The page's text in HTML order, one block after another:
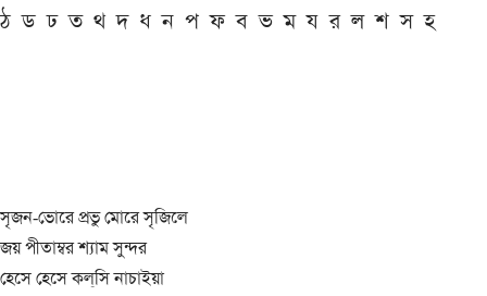
ঠ ড ঢ ত থ দ ধ ন প ফ ব ভ ম য র ল শ স হ
সৃজন-ভোরে প্রভু মোরে সৃজিলে
জয় পীতাম্বর শ্যাম সুন্দর
হেসে হেসে কল্‌সি নাচাইয়া